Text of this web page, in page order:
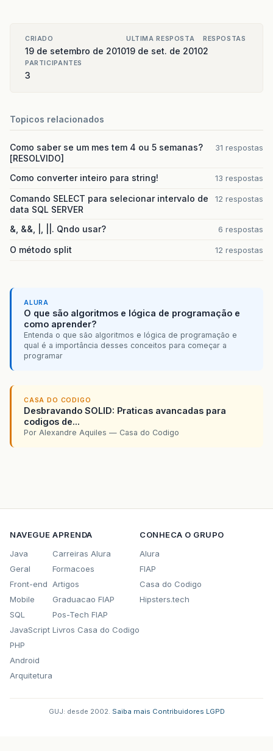
CRIADO
19 de setembro de 2010
ULTIMA RESPOSTA
19 de set. de 2010
RESPOSTAS
2
PARTICIPANTES
3
Topicos relacionados
Como saber se um mes tem 4 ou 5 semanas?
[RESOLVIDO]
31 respostas
Como converter inteiro para string! 13 respostas
Comando SELECT para selecionar intervalo de
data SQL SERVER
12 respostas
&, &&, |, ||. Qndo usar? 6 respostas
O método split 12 respostas
ALURA
O que são algoritmos e lógica de programação e
como aprender?
Entenda o que são algoritmos e lógica de programação e
qual é a importância desses conceitos para começar a
programar
CASA DO CODIGO
Desbravando SOLID: Praticas avancadas para
codigos de...
Por Alexandre Aquiles — Casa do Codigo
NAVEGUE
Java
Geral
Front-end
Mobile
SQL
JavaScript
PHP
Android
Arquitetura
APRENDA
Carreiras Alura
Formacoes
Artigos
Graduacao FIAP
Pos-Tech FIAP
Livros Casa do Codigo
CONHECA O GRUPO
Alura
FIAP
Casa do Codigo
Hipsters.tech
GUJ: desde 2002. Saiba mais Contribuidores LGPD